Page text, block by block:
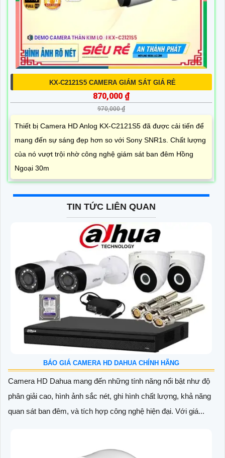
KX-C2121S5 CAMERA GIÁM SÁT GIÁ RẺ
870,000 ₫
970,000 ₫
Thiết bị Camera HD Anlog KX-C2121S5 đã được cải tiến để
mang đến sự sáng đẹp hơn so với Sony SNR1s. Chất lượng
của nó vượt trội nhờ công nghệ giám sát ban đêm Hồng
Ngoại 30m
TIN TỨC LIÊN QUAN
BÁO GIÁ CAMERA HD DAHUA CHÍNH HÃNG
Camera HD Dahua mang đến những tính năng nổi bật như độ
phân giải cao, hình ảnh sắc nét, ghi hình chất lượng, khả năng
quan sát ban đêm, và tích hợp công nghệ hiện đại. Với giá...